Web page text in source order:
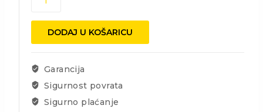
s
rubom
za
i
držalom
količina
DODAJ U KOŠARICU
Garancija
Sigurnost povrata
Sigurno plaćanje